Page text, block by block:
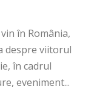
în România,
despre viitorul
în cadrul
eveniment...